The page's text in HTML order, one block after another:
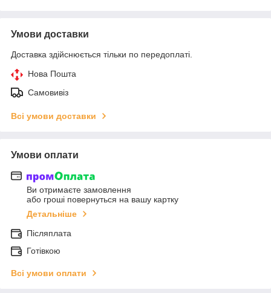
Умови доставки
Доставка здійснюється тільки по передоплаті.
Нова Пошта
Самовивіз
Всі умови доставки
Умови оплати
Ви отримаєте замовлення
або гроші повернуться на вашу картку
Детальніше
Післяплата
Готівкою
Всі умови оплати